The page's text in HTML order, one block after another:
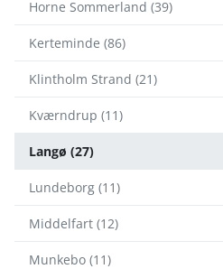
Horne Sommerland (39)
Kerteminde (86)
Klintholm Strand (21)
Kværndrup (11)
Langø (27)
Lundeborg (11)
Middelfart (12)
Munkebo (11)